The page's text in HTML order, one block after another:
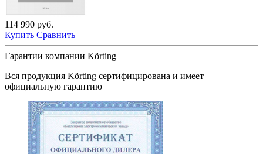
114 990 руб.
Купить Сравнить
Гарантии компании Körting
Вся продукция Körting сертифицирована и имеет
официальную гарантию